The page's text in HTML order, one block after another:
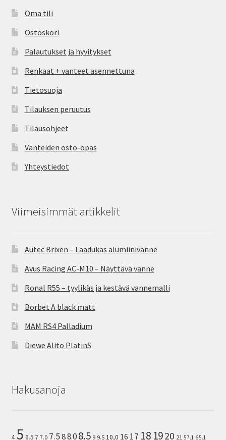
Oma tili
Ostoskori
Palautukset ja hyvitykset
Renkaat + vanteet asennettuna
Tietosuoja
Tilauksen peruutus
Tilausohjeet
Vanteiden osto-opas
Yhteystiedot
Viimeisimmät artikkelit
Autec Brixen – Laadukas alumiinivanne
Avus Racing AC-M10 – Näyttävä vanne
Ronal R55 – tyylikäs ja kestävä vannemalli
Borbet A black matt
MAM RS4 Palladium
Diewe Alito PlatinS
Hakusanoja
4 5 6.5 7 7.0 7.588.08.5 9 9.5 10,0 16 17 18 1920 21 57.1 65.1